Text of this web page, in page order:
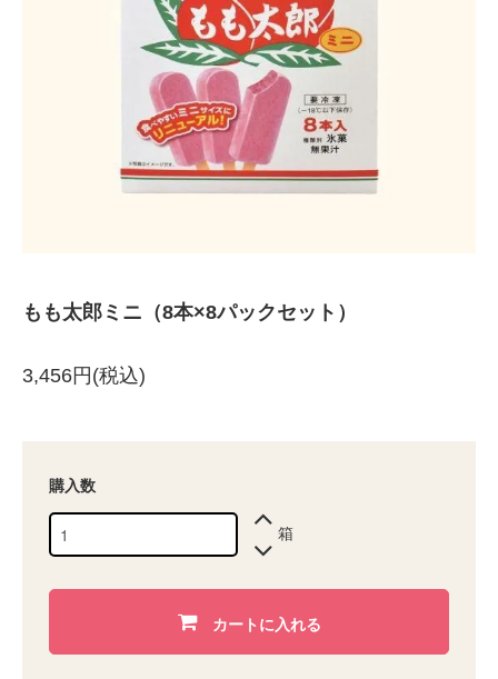
もも太郎ミニ（8本×8パックセット）
3,456円(税込)
購入数
箱
カートに入れる